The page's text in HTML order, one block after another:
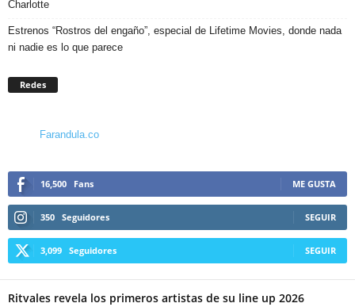
Charlotte
Estrenos “Rostros del engaño”, especial de Lifetime Movies, donde nada
ni nadie es lo que parece
Redes
Farandula.co
16,500 Fans ME GUSTA
350 Seguidores SEGUIR
3,099 Seguidores SEGUIR
Ritvales revela los primeros artistas de su line up 2026